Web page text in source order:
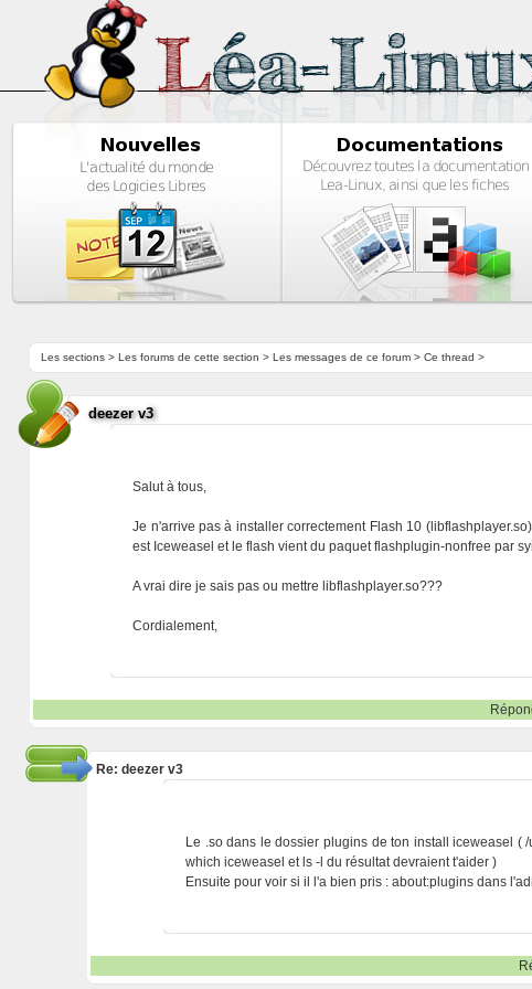
Les sections> Les forums de cette section > Les messages de ce forum> Ce thread >
deezer v3
Salut à tous,
Je n'arrive pas à installer correctement Flash 10
est Iceweasel et le flash vient du paquet flashplugin-nonfree par
A vrai dire je sais pas ou mettre libflashplayer.so???
Cordialement,
Re: deezer v3
Le .so dans le dossier plugins de ton install iceweasel (
which iceweasel et ls -l du résultat devraient t'aider )
Ensuite pour voir si il l'a bien pris : about:plugins dans